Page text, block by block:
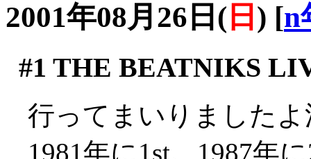
2001年08月26日( 日 ) [n
#1 THE BEATNIKS
行ってまいりました
1981年に1st、1987年